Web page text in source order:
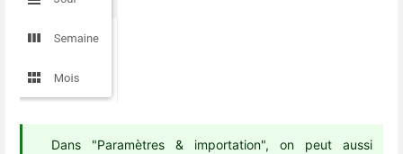
Dans "Paramètres & importation", on peut aussi